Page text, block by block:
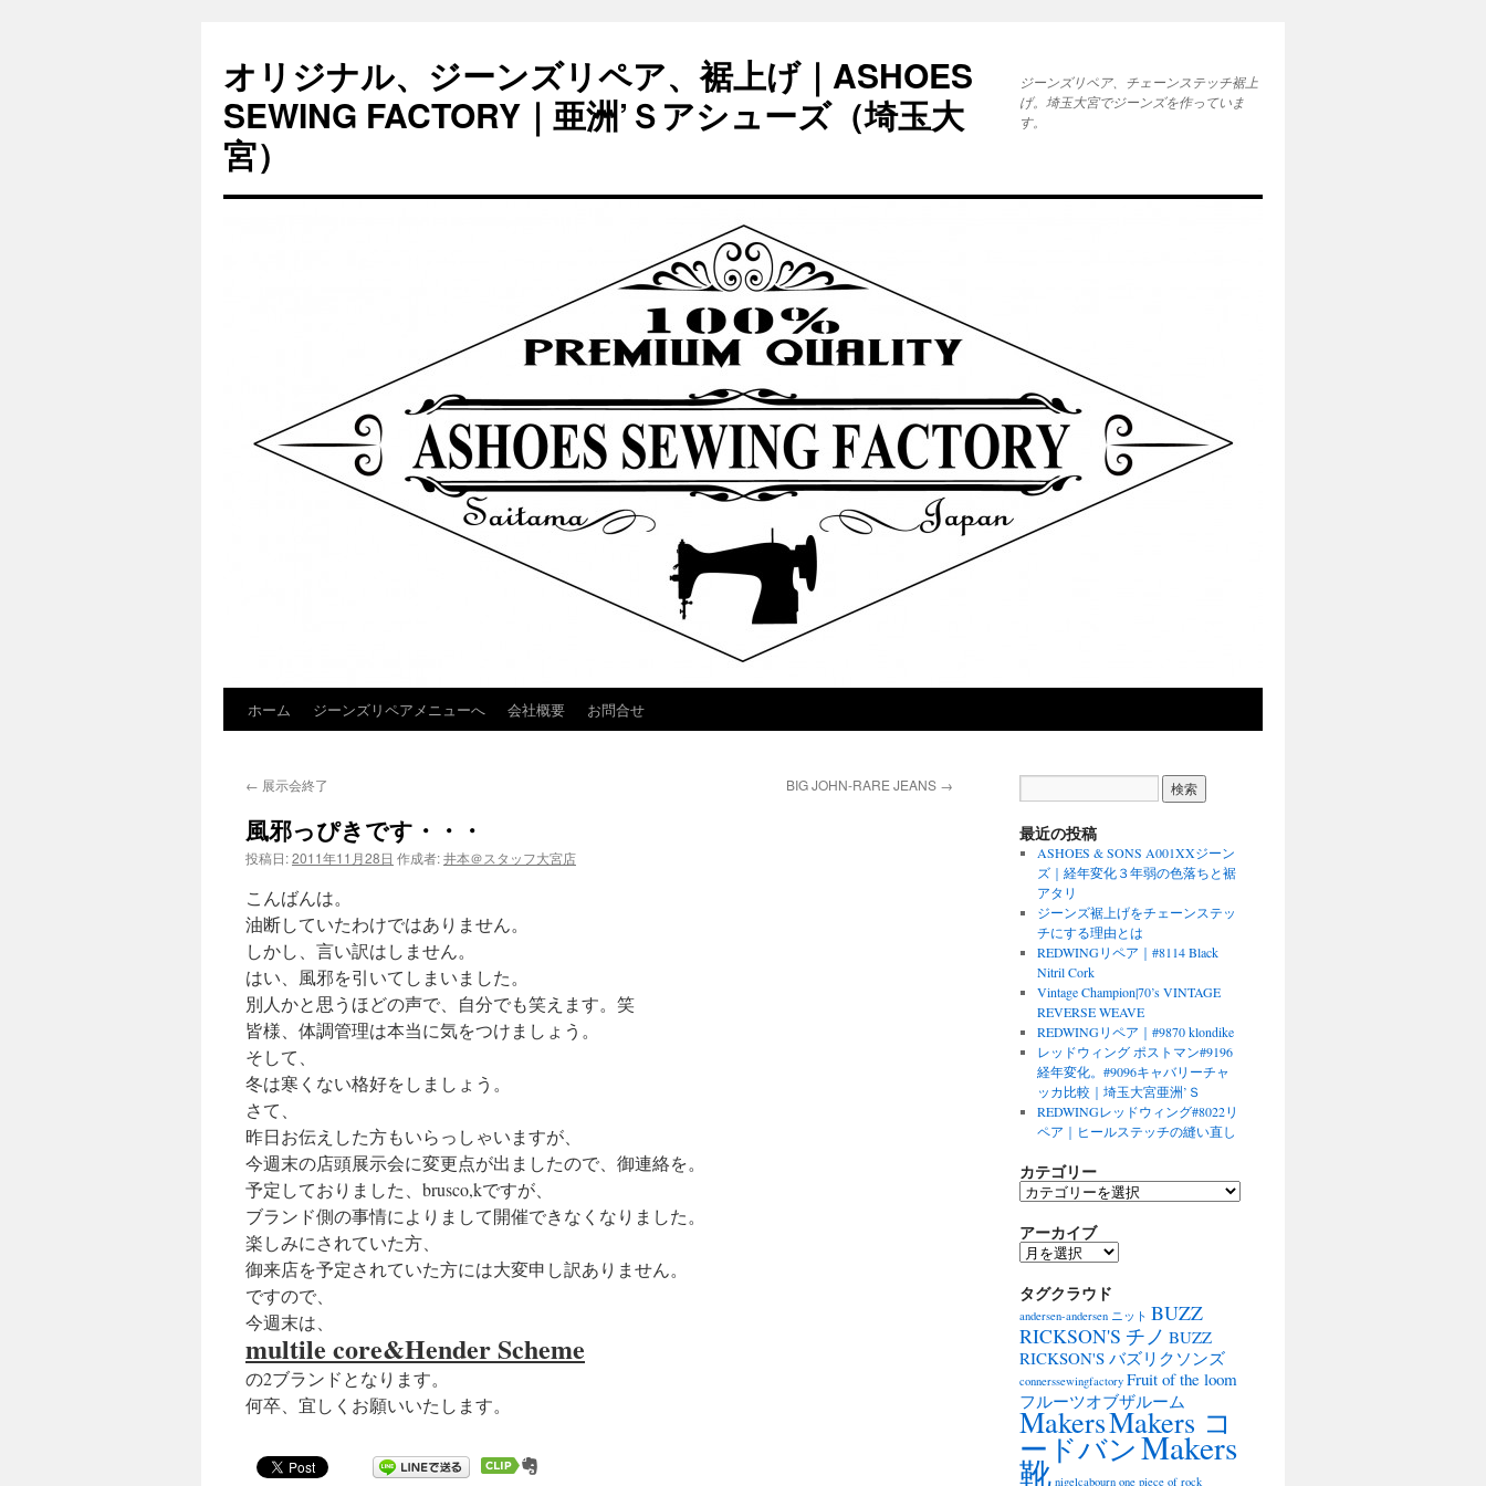
オリジナル、ジーンズリペア、裾上げ｜ASHOES
SEWING FACTORY｜亜洲’Ｓアシューズ（埼玉大
宮）
ジーンズリペア、チェーンステッチ裾上
げ。埼玉大宮でジーンズを作っていま
す。
テ
ン
へ
プ
ホーム ジーンズリペアメニューへ 会社概要 お問合せ
← 展示会終了 BIG JOHN-RARE JEANS →
風邪っぴきです・・・
投稿日:2011年11月28日 作成者:井本＠スタッフ大宮店
こんばんは。
油断していたわけではありません。
しかし、言い訳はしません。
はい、風邪を引いてしまいました。
別人かと思うほどの声で、自分でも笑えます。笑
皆様、体調管理は本当に気をつけましょう。
そして、
冬は寒くない格好をしましょう。
さて、
昨日お伝えした方もいらっしゃいますが、
今週末の店頭展示会に変更点が出ましたので、御連絡を。
予定しておりました、brusco,kですが、
ブランド側の事情によりまして開催できなくなりました。
楽しみにされていた方、
御来店を予定されていた方には大変申し訳ありません。
ですので、
今週末は、
multile core&Hender Scheme
の2ブランドとなります。
何卒、宜しくお願いいたします。
最近の投稿
ASHOES & SONS A001XXジーン
ズ｜経年変化３年弱の色落ちと裾
アタリ
ジーンズ裾上げをチェーンステッ
チにする理由とは
REDWINGリペア｜#8114 Black
Nitril Cork
Vintage Champion|70’s VINTAGE
REVERSE WEAVE
REDWINGリペア｜#9870 klondike
レッドウィング ポストマン#9196
経年変化。#9096キャバリーチャ
ッカ比較｜埼玉大宮亜洲’Ｓ
REDWINGレッドウィング#8022リ
ペア｜ヒールステッチの縫い直し
カテゴリー
カ
ゴ
リ
アーカイブ
ア
カ
イ
ブ
タグクラウド
andersen-andersen ニット BUZZ
RICKSON'S チノ BUZZ
RICKSON'S バズリクソンズ
connerssewingfactory Fruit of the loom
フルーツオブザルーム
MakersMakers コ
ードバンMakers
靴 nigelcabourn one piece of rock